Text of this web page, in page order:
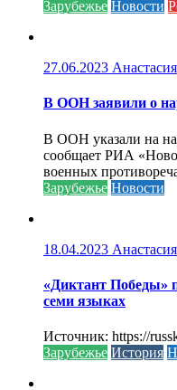
Зарубежье Новости
27.06.2023 Анастасия
В ООН заявили о
В ООН указали на
сообщает РИА
военных
Зарубежье Новости
18.04.2023 Анастасия
«Диктант Победы»
семи языках
Источник: https://
Зарубежье История